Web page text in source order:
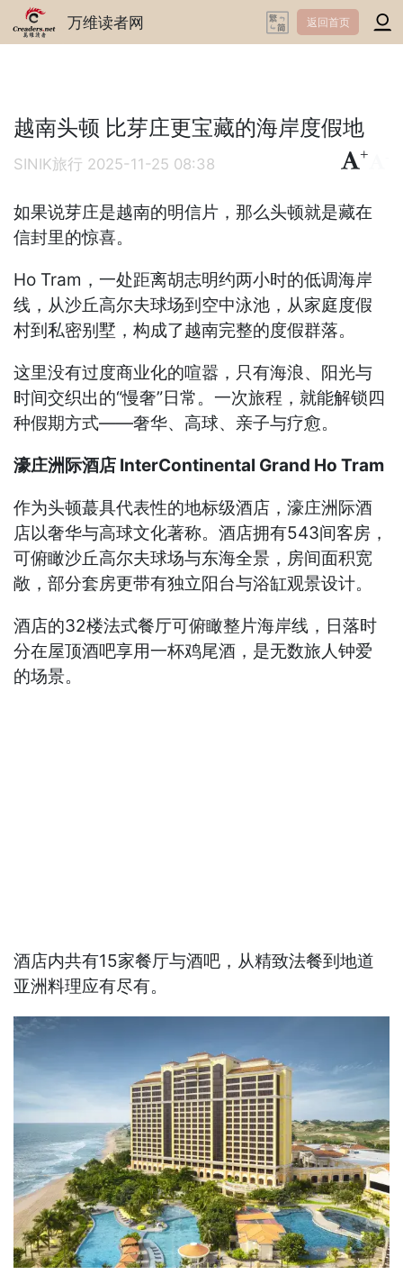
万维读者网 返回首页
越南头顿 比芽庄更宝藏的海岸度假地
SINIK旅行 2025-11-25 08:38
+
如果说芽庄是越南的明信片，那么头顿就是藏在
信封里的惊喜。
Ho Tram，一处距离胡志明约两小时的低调海岸
线，从沙丘高尔夫球场到空中泳池，从家庭度假
村到私密别墅，构成了越南完整的度假群落。
这里没有过度商业化的喧嚣，只有海浪、阳光与
时间交织出的“慢奢”日常。一次旅程，就能解锁四
种假期方式——奢华、高球、亲子与疗愈。
濠庄洲际酒店 InterContinental Grand Ho Tram
作为头顿蕞具代表性的地标级酒店，濠庄洲际酒
店以奢华与高球文化著称。酒店拥有543间客房，
可俯瞰沙丘高尔夫球场与东海全景，房间面积宽
敞，部分套房更带有独立阳台与浴缸观景设计。
酒店的32楼法式餐厅可俯瞰整片海岸线，日落时
分在屋顶酒吧享用一杯鸡尾酒，是无数旅人钟爱
的场景。
酒店内共有15家餐厅与酒吧，从精致法餐到地道
亚洲料理应有尽有。